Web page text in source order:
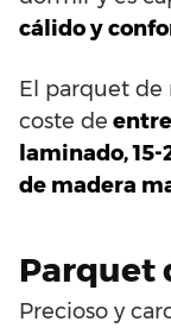
cálido y
El parquet de
coste de
laminado,
de madera
Parquet
Precioso y